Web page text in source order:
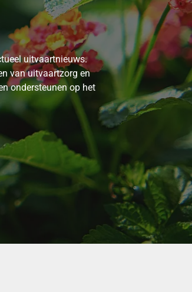
uitvaartnieuws.
van uitvaartzorg en
ondersteunen op het